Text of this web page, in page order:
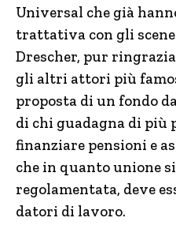
Universal che già
trattativa con gli
Drescher, pur
gli altri attori più
proposta di un fondo
di chi guadagna di più
finanziare pensioni e
che in quanto unione
regolamentata, deve
datori di lavoro.